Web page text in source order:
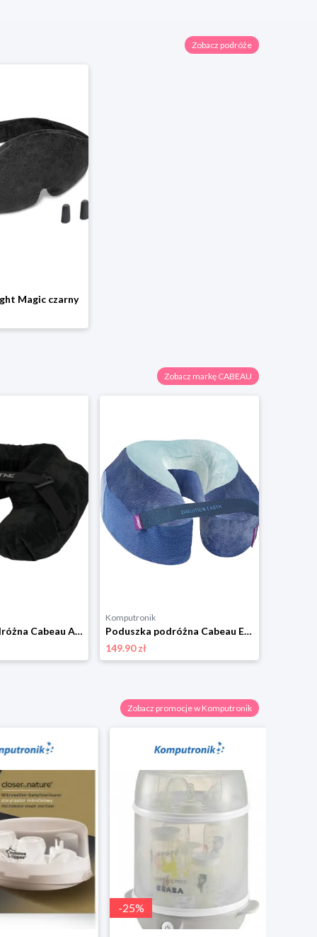
Zobacz podróże
Magic czarny
Zobacz markę CABEAU
Poduszka podróżna Cabeau AirTNE czarny
Komputronik
Poduszka podróżna Cabeau Earth Water niebieski
149.90 zł
Zobacz promocje w Komputronik
25%